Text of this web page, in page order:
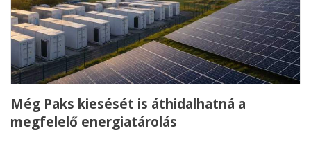
Még Paks kiesését is áthidalhatná a
megfelelő energiatárolás